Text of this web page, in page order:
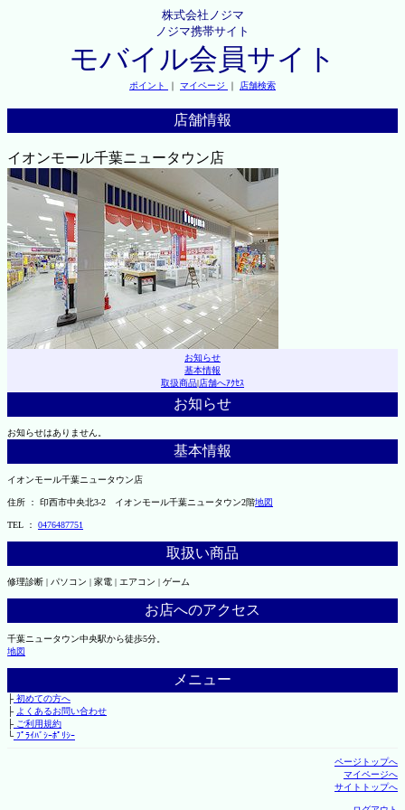
株式会社ノジマ
ノジマ携帯サイト
モバイル会員サイト
ポイント ｜ マイページ ｜ 店舗検索
店舗情報
イオンモール千葉ニュータウン店
お知らせ
基本情報
取扱商品|店舗へｱｸｾｽ
お知らせ
お知らせはありません。
基本情報
イオンモール千葉ニュータウン店
住所 ： 印西市中央北3-2 イオンモール千葉ニュータウン2階地図
TEL ： 0476487751
取扱い商品
修理診断 | パソコン | 家電 | エアコン | ゲーム
お店へのアクセス
千葉ニュータウン中央駅から徒歩5分。
地図
メニュー
├初めての方へ
├ よくあるお問い合わせ
├ご利用規約
└ﾌﾟﾗｲﾊﾞｼｰﾎﾟﾘｼｰ
ページトップへ
マイページへ
サイトトップへ